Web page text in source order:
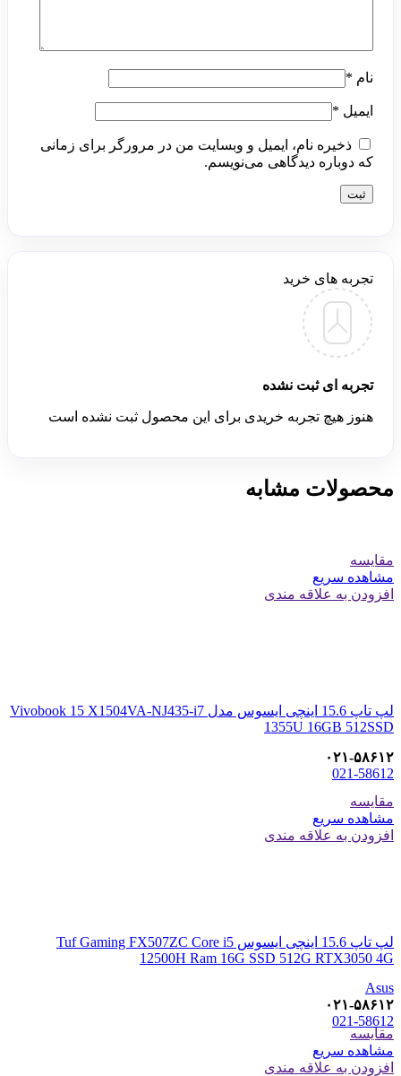
نام *
ایمیل *
ذخیره نام، ایمیل و وبسایت من در مرورگر برای زمانی
که دوباره دیدگاهی می‌نویسم.
تجربه های خرید
تجربه ای ثبت نشده
هنوز هیچ تجربه خریدی برای این محصول ثبت نشده است
محصولات مشابه
مقایسه
مشاهده سریع
افزودن به علاقه مندی
لپ تاپ 15.6 اینچی ایسوس مدل Vivobook 15 X1504VA-NJ435-i7
1355U 16GB 512SSD
۰۲۱-۵۸۶۱۲
021-58612
مقایسه
مشاهده سریع
افزودن به علاقه مندی
لپ تاپ 15.6 اینچی ایسوس Tuf Gaming FX507ZC Core i5
12500H Ram 16G SSD 512G RTX3050 4G
Asus
۰۲۱-۵۸۶۱۲
021-58612
مقایسه
مشاهده سریع
افزودن به علاقه مندی